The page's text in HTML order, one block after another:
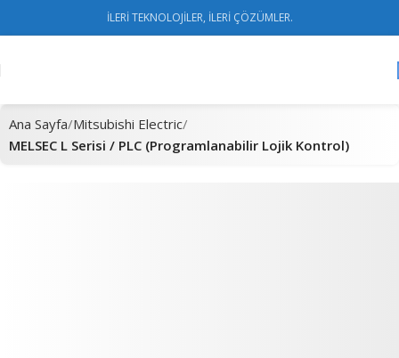
İLERİ TEKNOLOJİLER, İLERİ ÇÖZÜMLER.
Ana Sayfa Mitsubishi Electric
MELSEC L Serisi / PLC (Programlanabilir Lojik Kontrol)